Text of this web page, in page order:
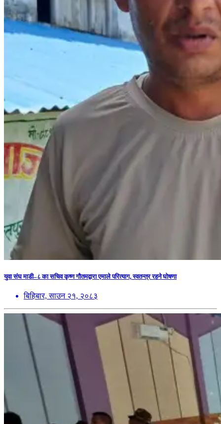
युवा संघ माडी–८ का सचिव कृष्ण गौतमद्वारा एमाले परित्याग, स्वतन्त्र रहने घोषणा
बिहिबार, साउन २१, २०८३